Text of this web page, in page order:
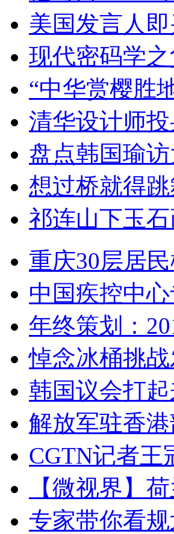
美国发言人
现代密码学
“中华赏樱胜
清华设计师
盘点韩国瑜
想过桥就得
祁连山下玉
重庆30层居
中国疾控中
年终策划：
悼念冰桶挑
韩国议会打
解放军驻香
CGTN记者王
【微视界】
专家带你看